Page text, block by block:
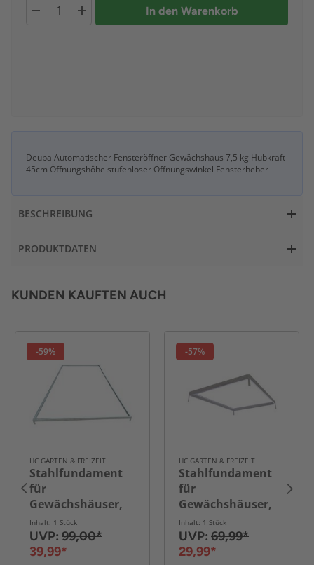
In den Warenkorb
Deuba Automatischer Fensteröffner Gewächshaus 7,5 kg Hubkraft
45cm Öffnungshöhe stufenloser Öffnungswinkel Fensterheber
BESCHREIBUNG
PRODUKTDATEN
KUNDEN KAUFTEN AUCH
-59%
HC GARTEN & FREIZEIT
Stahlfundament
für
Gewächshäuser,
ca. 380 x 190 x 12
cm
Inhalt: 1 Stück
UVP: 99,00*
39,99*
-57%
HC GARTEN & FREIZEIT
Stahlfundament
für
Gewächshäuser,
ca. 254 x 190 x 12
cm
Inhalt: 1 Stück
UVP: 69,99*
29,99*